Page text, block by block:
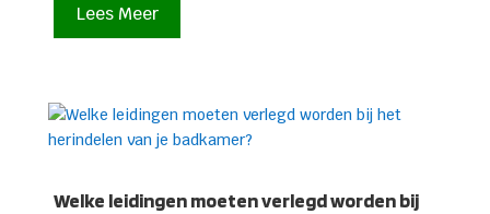
Lees Meer
Welke leidingen moeten verlegd worden bij